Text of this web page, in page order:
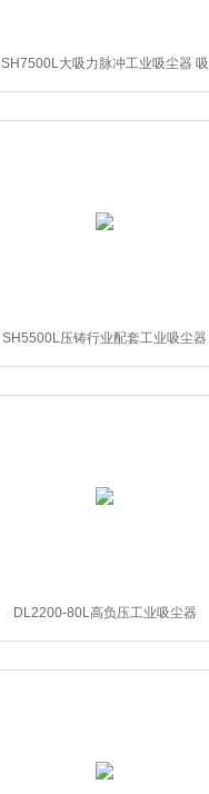
SH7500L大吸力脉冲工业吸尘器 吸
尘吸水机
SH5500L压铸行业配套工业吸尘器
DL2200-80L高负压工业吸尘器